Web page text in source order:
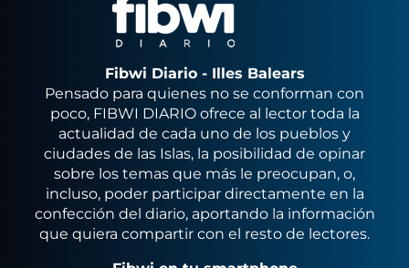
Fibwi Diario - Illes Balears
Pensado para quienes no se conforman con
poco, FIBWI DIARIO ofrece al lector toda la
actualidad de cada uno de los pueblos y
ciudades de las Islas, la posibilidad de opinar
sobre los temas que más le preocupan, o,
incluso, poder participar directamente en la
confección del diario, aportando la información
que quiera compartir con el resto de lectores.